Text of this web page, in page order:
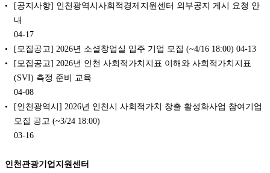
[공지사항] 인천광역시사회적경제지원센터 외부공지 게시 요청 안
내
04-17
[모집공고] 2026년 소셜창업실 입주 기업 모집 (~4/16 18:00) 04-13
[모집공고] 2026년 인천 사회적가치지표 이해와 사회적가치지표
(SVI) 측정 준비 교육
04-08
[인천광역시] 2026년 인천시 사회적가치 창출 활성화사업 참여기업
모집 공고 (~3/24 18:00)
03-16
인천관광기업지원센터